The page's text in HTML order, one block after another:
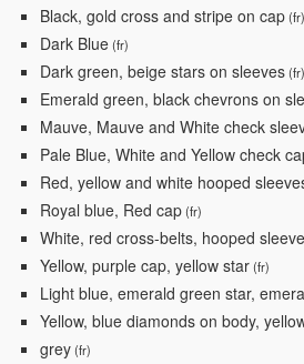
Black, gold cross and stripe on cap(fr)
Dark Blue(fr)
Dark green, beige stars on sleeves(fr)
Emerald green, black chevrons on
Mauve, Mauve and White check
Pale Blue, White and Yellow check
Red, yellow and white hooped
Royal blue, Red cap(fr)
White, red cross-belts, hooped
Yellow, purple cap, yellow star(fr)
Light blue, emerald green star,
Yellow, blue diamonds on body,
grey(fr)